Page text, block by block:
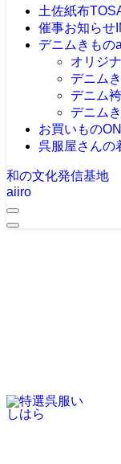
土佐紙布
催事お知らせ
デニムきもの
オリジ
デニム
デニム
デニム
お買いもの
呉服屋さんの
和の文化発信基地
aiiro